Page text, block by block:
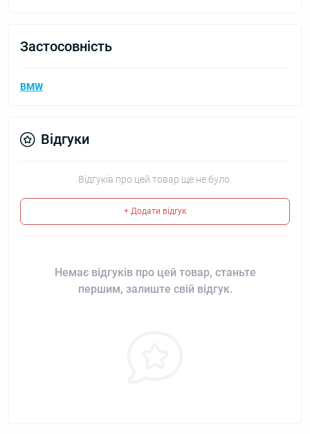
Застосовність
BMW
Відгуки
Відгуків про цей товар ще не було.
+ Додати відгук
Немає відгуків про цей товар, станьте
першим, залиште свій відгук.